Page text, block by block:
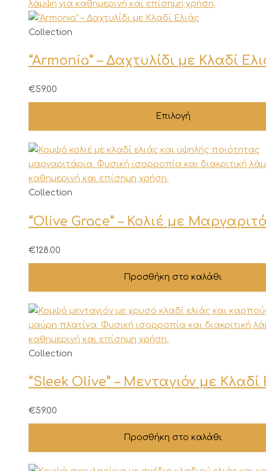
Collection
“Armonia” – Δαχτυλίδι με Κλαδί
€59.00
Επιλογή
Αυτό
προϊόν
πολλαπλές
παραλλαγές.
επιλογές
μπορούν
επιλεγούν
στη
του
προϊόντος
Collection
“Olive Grace” – Κολιέ με
€128.00
Προσθήκη στο καλάθι
Collection
“Sleek Olive” – Μενταγιόν με Κλαδί
€59.00
Προσθήκη στο καλάθι